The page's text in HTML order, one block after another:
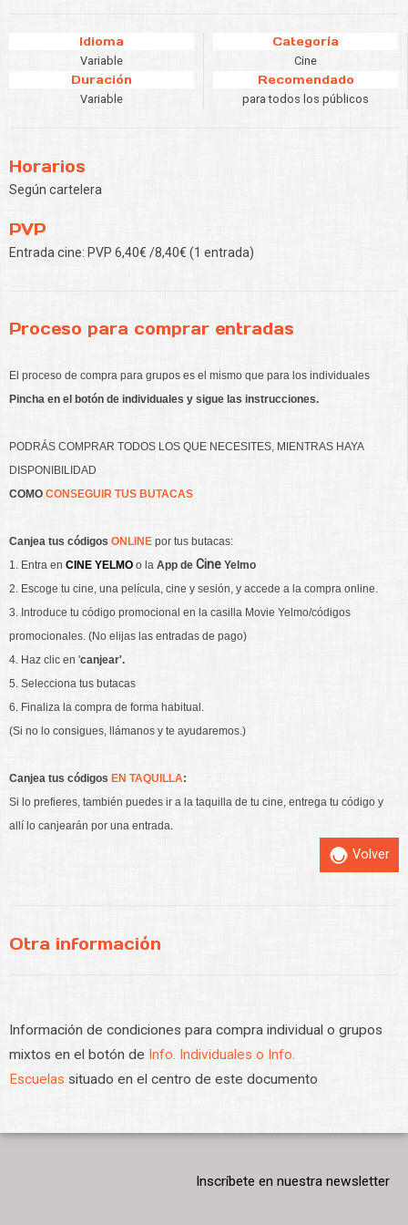
Idioma
Variable
Categoría
Cine
Duración
Variable
Recomendado
para todos los públicos
Horarios
Según cartelera
PVP
Entrada cine: PVP 6,40€ /8,40€ (1 entrada)
Proceso para comprar entradas
El proceso de compra para grupos es el mismo que para los individuales
Pincha en el botón de individuales y sigue las instrucciones.
PODRÁS COMPRAR TODOS LOS QUE NECESITES, MIENTRAS HAYA
DISPONIBILIDAD
COMO CONSEGUIR TUS BUTACAS
Canjea tus códigos ONLINE por tus butacas:
1. Entra en CINE YELMO o la App de Cine Yelmo
2. Escoge tu cine, una película, cine y sesión, y accede a la compra online.
3. Introduce tu código promocional en la casilla Movie Yelmo/códigos
promocionales. (No elijas las entradas de pago)
4. Haz clic en 'canjear'.
5. Selecciona tus butacas
6. Finaliza la compra de forma habitual.
(Si no lo consigues, llámanos y te ayudaremos.)
Canjea tus códigos EN TAQUILLA:
Si lo prefieres, también puedes ir a la taquilla de tu cine, entrega tu código y
allí lo canjearán por una entrada.
Volver
Otra información
Información de condiciones para compra individual o grupos
mixtos en el botón de Info. Individuales o Info.
Escuelas situado en el centro de este documento
Inscríbete en nuestra newsletter